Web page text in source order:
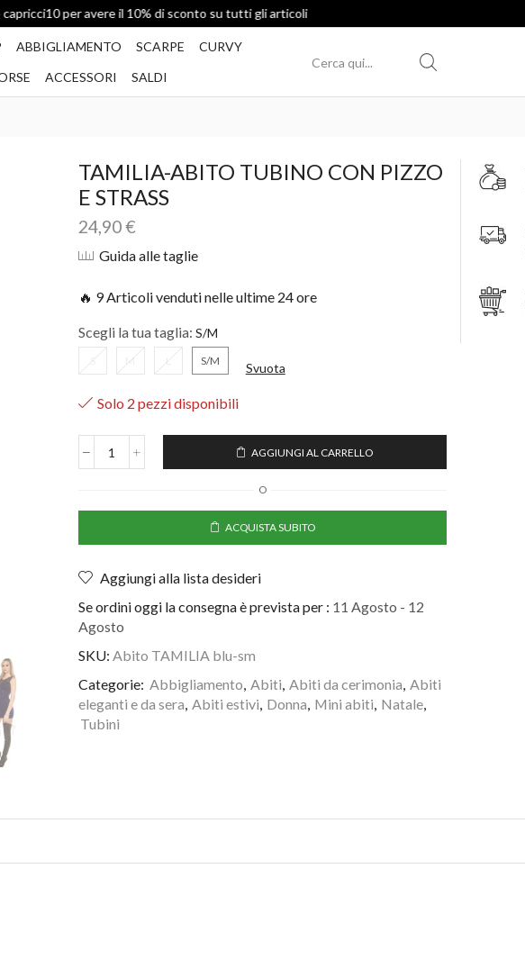
Spedizione Gratis per ordini superiori a 49€
ABBIGLIAMENTO SCARPE
CURVY
ACCESSORI SALDI
TAMILIA-ABITO TUBINO CON PIZZO
E STRASS
24,90€
Guida alle taglie
🔥 9 Articoli venduti nelle ultime 24 ore
Scegli la tua taglia:
S M L S/M Svuota
Solo 2 pezzi disponibili
AGGIUNGI AL CARRELLO
O
ACQUISTA SUBITO
Aggiungi alla lista desideri
Se ordini oggi la consegna è prevista per : 11 Agosto - 12
Agosto
SKU: Abito TAMILIA blu-sm
Categorie: Abbigliamento Abiti Abiti da cerimonia Abiti
eleganti e da sera Abiti estivi Donna Mini abiti Natale,
Tubini